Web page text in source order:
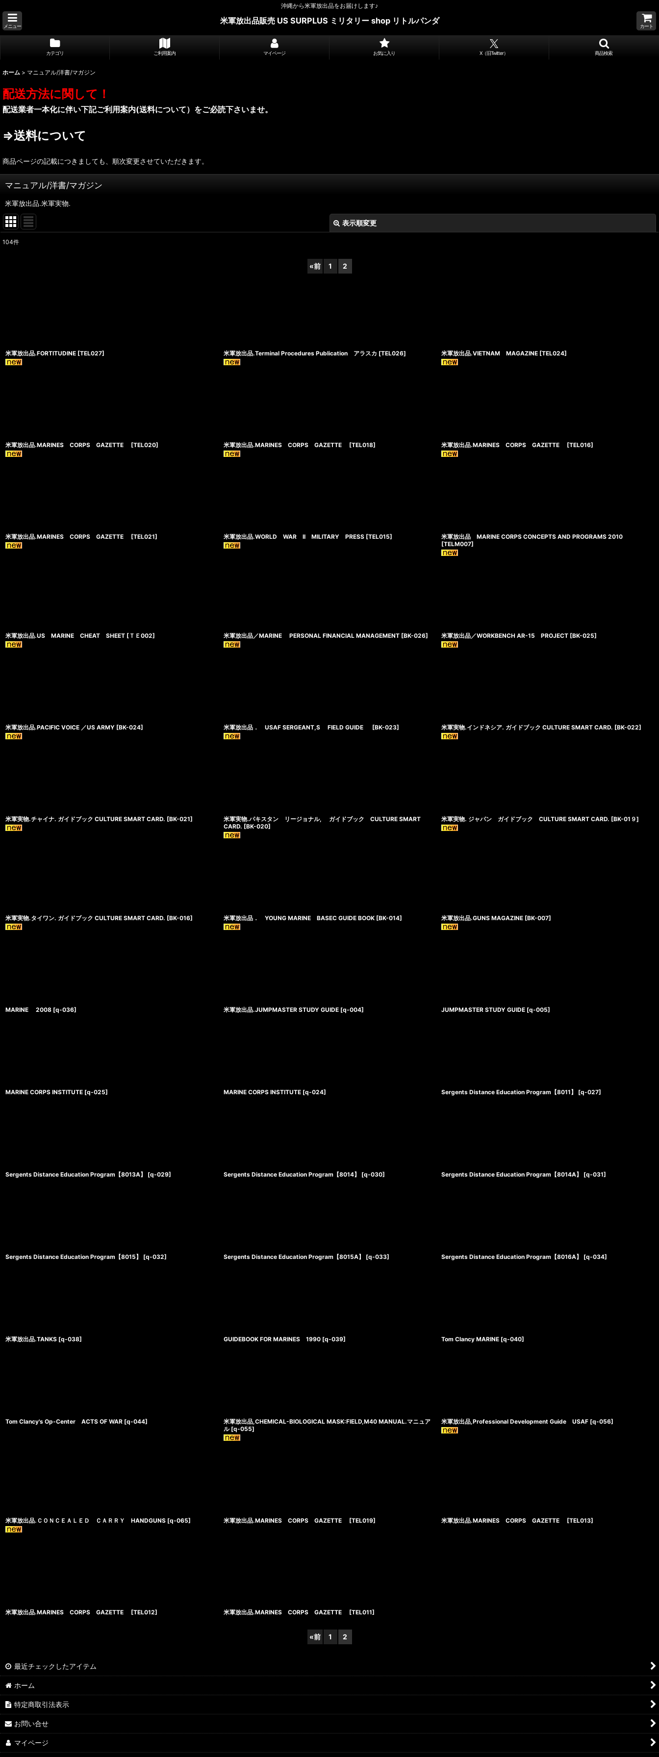
沖縄から米軍放出品をお届けします♪
メニュー
米軍放出品販売 US SURPLUS ミリタリー shop リトルパンダ
カート
カテゴリ ご利用案内 マイページ お気に入り X（旧Twitter） 商品検索
ホーム > マニュアル/洋書/マガジン
配送方法に関して！
配送業者一本化に伴い下記ご利用案内(送料について）をご必読下さいませ。
⇒送料について
商品ページの記載につきましても、順次変更させていただきます。
マニュアル/洋書/マガジン
米軍放出品.米軍実物.
表示順変更
104件
«前 1 2
米軍放出品.FORTITUDINE [TEL027] 米軍放出品.Terminal Procedures Publication アラスカ [TEL026] 米軍放出品.VIETNAM MAGAZINE [TEL024]
米軍放出品.MARINES CORPS GAZETTE [TEL020] 米軍放出品.MARINES CORPS GAZETTE [TEL018] 米軍放出品.MARINES CORPS GAZETTE [TEL016]
米軍放出品.MARINES CORPS GAZETTE [TEL021] 米軍放出品.WORLD WAR II MILITARY PRESS [TEL015]
米軍放出品 MARINE CORPS CONCEPTS AND PROGRAMS 2010
[TELM007]
米軍放出品.US MARINE CHEAT SHEET [ ＴＥ002] 米軍放出品／MARINE PERSONAL FINANCIAL MANAGEMENT [BK-026] 米軍放出品／WORKBENCH AR-15 PROJECT [BK-025]
米軍放出品.PACIFIC VOICE ／US ARMY [BK-024] 米軍放出品． USAF SERGEANT,S FIELD GUIDE [BK-023] 米軍実物.インドネシア. ガイドブック CULTURE SMART CARD. [BK-022]
米軍実物.チャイナ. ガイドブック CULTURE SMART CARD. [BK-021]
米軍実物.パキスタン リージョナル, ガイドブック CULTURE SMART
CARD. [BK-020]
米軍実物. ジャパン ガイドブック CULTURE SMART CARD. [BK-01９]
米軍実物.タイワン. ガイドブック CULTURE SMART CARD. [BK-016] 米軍放出品． YOUNG MARINE BASEC GUIDE BOOK [BK-014] 米軍放出品.GUNS MAGAZINE [BK-007]
MARINE 2008 [q-036] 米軍放出品.JUMPMASTER STUDY GUIDE [q-004] JUMPMASTER STUDY GUIDE [q-005]
MARINE CORPS INSTITUTE [q-025] MARINE CORPS INSTITUTE [q-024] Sergents Distance Education Program【8011】 [q-027]
Sergents Distance Education Program【8013A】 [q-029] Sergents Distance Education Program【8014】 [q-030] Sergents Distance Education Program【8014A】 [q-031]
Sergents Distance Education Program【8015】 [q-032] Sergents Distance Education Program【8015A】 [q-033] Sergents Distance Education Program【8016A】 [q-034]
米軍放出品.TANKS [q-038] GUIDEBOOK FOR MARINES 1990 [q-039] Tom Clancy MARINE [q-040]
Tom Clancy's Op-Center ACTS OF WAR [q-044]
米軍放出品,CHEMICAL-BIOLOGICAL MASK:FIELD,M40 MANUAL.マニュア
ル [q-055]
米軍放出品,Professional Development Guide USAF [q-056]
米軍放出品.ＣＯＮＣＥＡＬＥＤ ＣＡＲＲＹ HANDGUNS [q-065] 米軍放出品.MARINES CORPS GAZETTE [TEL019] 米軍放出品.MARINES CORPS GAZETTE [TEL013]
米軍放出品.MARINES CORPS GAZETTE [TEL012] 米軍放出品.MARINES CORPS GAZETTE [TEL011]
«前 1 2
最近チェックしたアイテム
ホーム
特定商取引法表示
お問い合せ
マイページ